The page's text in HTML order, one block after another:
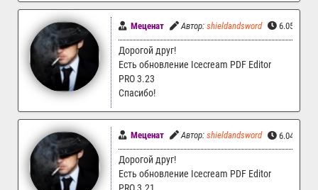
Меценат Автор: shieldandsword 6.05.2024
Дорогой друг!
Есть обновление Icecream PDF Editor
PRO 3.23
Спасибо!
Меценат Автор: shieldandsword 6.04.2024
Дорогой друг!
Есть обновление Icecream PDF Editor